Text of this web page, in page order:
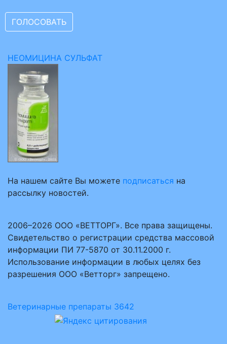
НЕОМИЦИНА СУЛЬФАТ
На нашем сайте Вы можете подписаться на
рассылку новостей.
2006–2026 ООО «ВЕТТОРГ». Все права защищены.
Свидетельство о регистрации средства массовой
информации ПИ 77-5870 от 30.11.2000 г.
Использование информации в любых целях без
разрешения ООО «Ветторг» запрещено.
Ветеринарные препараты 3642